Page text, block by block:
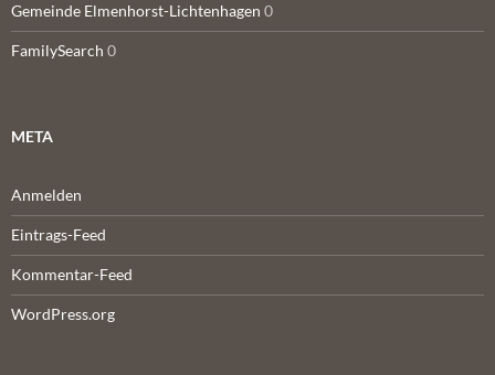
Gemeinde Elmenhorst-Lichtenhagen 0
FamilySearch 0
META
Anmelden
Eintrags-Feed
Kommentar-Feed
WordPress.org